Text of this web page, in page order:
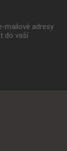
mailové adresy
do vaší